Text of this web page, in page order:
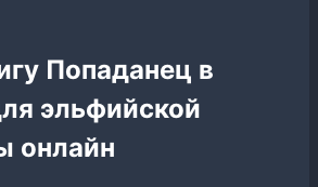
Попаданец в
эльфийской
онлайн